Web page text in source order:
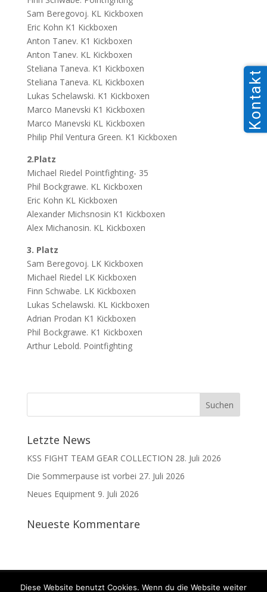
Sam Beregovoj. KL Kickboxen
Eric Kohn K1 Kickboxen
Anton Tanev. K1 Kickboxen
Anton Tanev. KL Kickboxen
Steliana Taneva. K1 Kickboxen
Steliana Taneva. KL Kickboxen
Lukas Schelawski. K1 Kickboxen
Marco Manevski K1 Kickboxen
Marco Manevski KL Kickboxen
Philip Phil Ventura Green. K1 Kickboxen
2.Platz
Michael Riedel Pointfighting- 35
Phil Bockgrawe. KL Kickboxen
Eric Kohn KL Kickboxen
Alexander Michsnosin K1 Kickboxen
Alex Michanosin. KL Kickboxen
3. Platz
Sam Beregovoj. LK Kickboxen
Michael Riedel LK Kickboxen
Finn Schwabe. LK Kickboxen
Lukas Schelawski. KL Kickboxen
Adrian Prodan K1 Kickboxen
Phil Bockgrawe. K1 Kickboxen
Arthur Lebold. Pointfighting
Letzte News
KSS FIGHT TEAM GEAR COLLECTION 28. Juli 2026
Die Sommerpause ist vorbei 27. Juli 2026
Neues Equipment 9. Juli 2026
Neueste Kommentare
Kontakt Datenschutz Impressum
Kontakt
Diese Website benutzt Cookies. Wenn du die Website weiter